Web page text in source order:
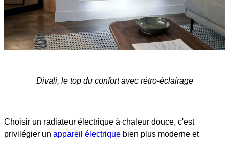
Divali, le top du confort avec rétro-éclairage
Choisir un radiateur électrique à chaleur douce, c'est
privilégier un appareil électrique bien plus moderne et